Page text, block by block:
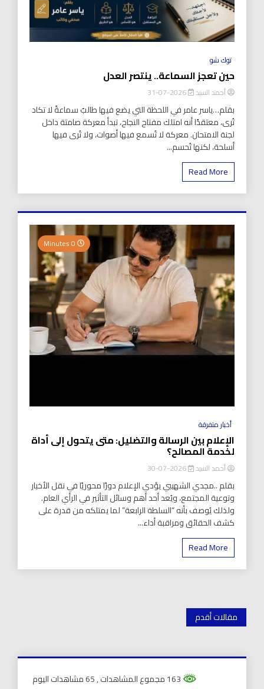
توك شو
حين تعجز السماعة.. ينتصر العدل
أحمد السيد 2026-07-31
بقلم…ياسر عامر في اللحظة التي يضع فيها طالبٌ سماعةً لا تكاد
تُرى، معتقدًا أنه امتلك مفتاح النجاح، تبدأ معركة صامتة داخل
لجنة الامتحان. معركة لا تُسمع فيها أصوات، ولا تُرى فيها
أسلحة، لكنها تُحسم...
Read More
أخبار متفرقة
الإعلام بين الرسالة والتضليل: متى يتحول إلى أداة
لخدمة المصالح؟
أحمد السيد 2026-07-30
بقلم ..مجدي الشهيبي يؤدي الإعلام دورًا محوريًا في نقل الأخبار
وتوعية المجتمع، ويُعد أحد أهم وسائل التأثير في الرأي العام.
ولذلك يُوصف بأنه “السلطة الرابعة” لما يمتلكه من قدرة على
كشف الحقائق ومراقبة أداء...
Read More
تصفّح
المقالات
مقالات أقدم
, 65 مشاهدات اليوم